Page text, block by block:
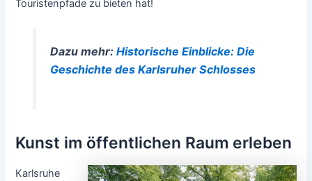
Touristenpfade zu bieten hat!
Dazu mehr: Historische Einblicke: Die
Geschichte des Karlsruher Schlosses
Kunst im öffentlichen Raum erleben
Karlsruhe